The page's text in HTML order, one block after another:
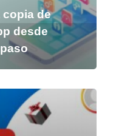
copia de
desde